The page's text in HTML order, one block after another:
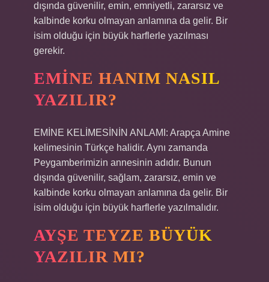
dışında güvenilir, emin, emniyetli, zararsız ve
kalbinde korku olmayan anlamına da gelir. Bir
isim olduğu için büyük harflerle yazılması
gerekir.
EMINE HANIM NASIL
YAZILIR?
EMİNE KELİMESİNİN ANLAMI: Arapça Amine
kelimesinin Türkçe halidir. Aynı zamanda
Peygamberimizin annesinin adıdır. Bunun
dışında güvenilir, sağlam, zararsız, emin ve
kalbinde korku olmayan anlamına da gelir. Bir
isim olduğu için büyük harflerle yazılmalıdır.
AYŞE TEYZE BÜYÜK
YAZILIR MI?